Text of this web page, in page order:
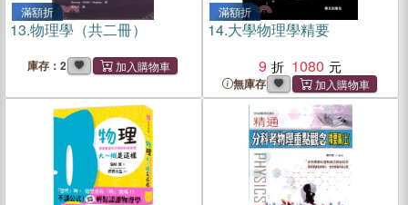
滿額折
13.物理學（共二冊）
庫存：2
滿額折
14.大學物理學精要
9
1080
無庫存